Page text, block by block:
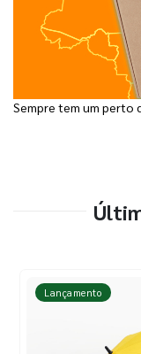
Sempre tem um perto
Lançamento